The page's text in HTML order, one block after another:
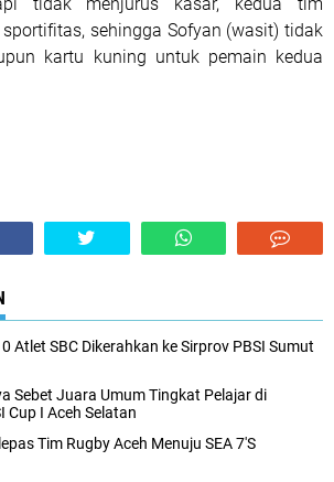
sehingga Sofyan (wasit) tidak
kartu kuning untuk pemain kedua
Atlet SBC Dikerahkan ke Sirprov PBSI Sumut
Sebet Juara Umum Tingkat Pelajar di
Cup I Aceh Selatan
Tim Rugby Aceh Menuju SEA 7'S